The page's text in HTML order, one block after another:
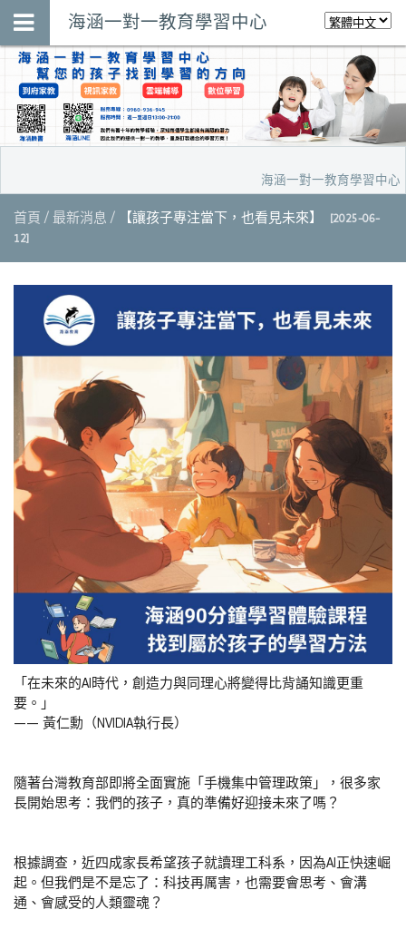
海涵一對一教育學習中心
海涵一對一教育學習中心
首頁 最新消息 【讓孩子專注當下，也看見未來】
[2025-06-
12]
「在未來的AI時代，創造力與同理心將變得比背誦知識更重
要。」
—— 黃仁勳（NVIDIA執行長）
隨著台灣教育部即將全面實施「手機集中管理政策」，很多家
長開始思考：我們的孩子，真的準備好迎接未來了嗎？
根據調查，近四成家長希望孩子就讀理工科系，因為AI正快速崛
起。但我們是不是忘了：科技再厲害，也需要會思考、會溝
通、會感受的人類靈魂？